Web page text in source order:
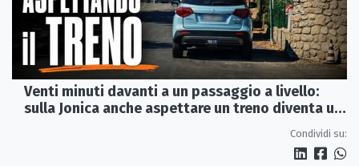
Venti minuti davanti a un passaggio a livello:
sulla Jonica anche aspettare un treno diventa un
Condividi su: